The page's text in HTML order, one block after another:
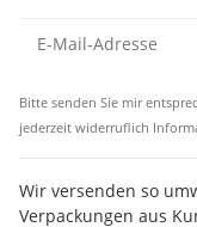
Bitte senden Sie mir
jederzeit widerruflich
Wir versenden so
Verpackungen aus